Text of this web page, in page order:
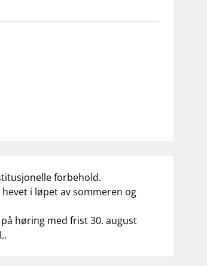
forbehold.
i løpet av sommeren og
høring med frist 30. august